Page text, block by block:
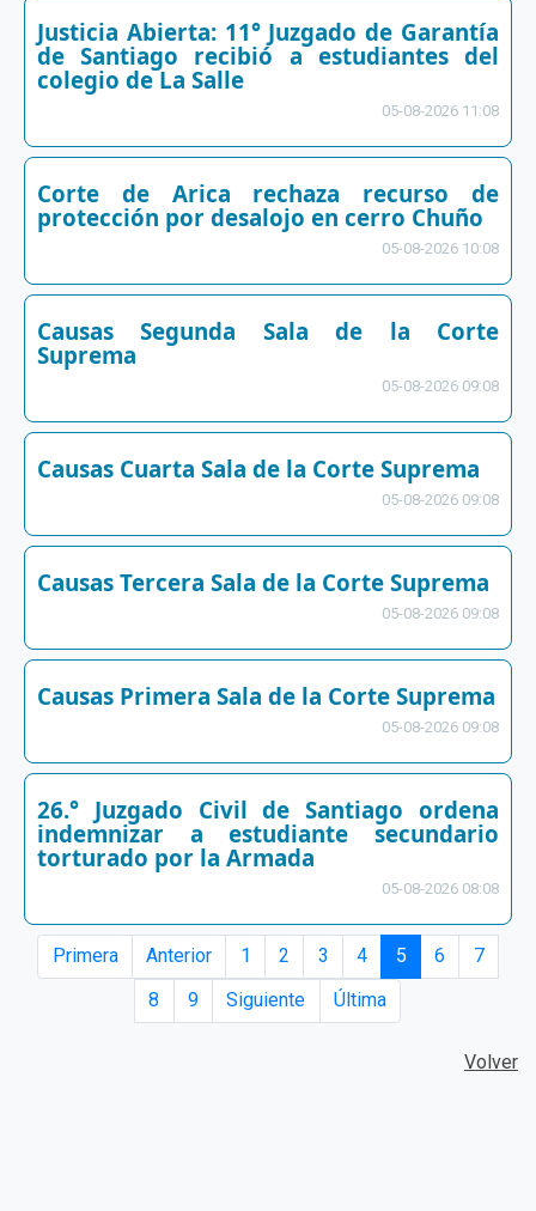
Justicia Abierta: 11° Juzgado de Garantía
de Santiago recibió a estudiantes del
colegio de La Salle
05-08-2026 11:08
Corte de Arica rechaza recurso de
protección por desalojo en cerro Chuño
05-08-2026 10:08
Causas Segunda Sala de la Corte
Suprema
05-08-2026 09:08
Causas Cuarta Sala de la Corte Suprema
05-08-2026 09:08
Causas Tercera Sala de la Corte Suprema
05-08-2026 09:08
Causas Primera Sala de la Corte Suprema
05-08-2026 09:08
26.° Juzgado Civil de Santiago ordena
indemnizar a estudiante secundario
torturado por la Armada
05-08-2026 08:08
Primera Anterior 1 2 3 4 5 6
7
8
9 Siguiente Última
Volver